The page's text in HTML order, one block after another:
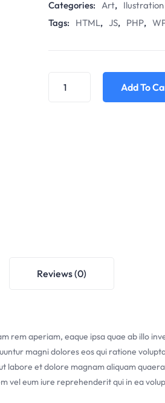
Categories: Art, Ilustration
Tags:
HTML, JS, PHP,
Add To
Reviews (0)
rem aperiam, eaque ipsa quae ab illo
magni dolores eos qui ratione
labore et dolore magnam aliquam
eum iure reprehenderit qui in ea